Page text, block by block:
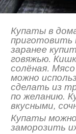
Купаты в
приготовить
заранее
говяжью.
солёная.
можно
сделать из
по желанию.
вкусными,
Купаты
заморозить